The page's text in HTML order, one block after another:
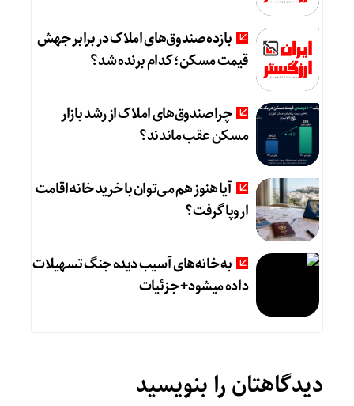
بازده صندوق‌های املاک در برابر جهش
قیمت مسکن؛ کدام برنده شد؟
چرا صندوق‌های املاک از رشد بازار
مسکن عقب ماندند؟
آیا هنوز هم می‌توان با خرید خانه اقامت
اروپا گرفت؟
به خانه‌های آسیب دیده جنگ تسهیلات
داده میشود+ جزئیات
دیدگاهتان را بنویسید